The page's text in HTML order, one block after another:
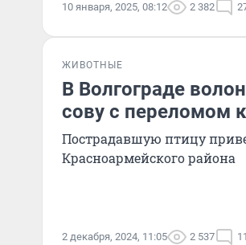
10 января, 2025, 08:12 2 382
ЖИВОТНЫЕ
В Волгограде
сову с переломом
Пострадавшую птицу
Красноармейского района
2 декабря, 2024, 11:05 2 537 11